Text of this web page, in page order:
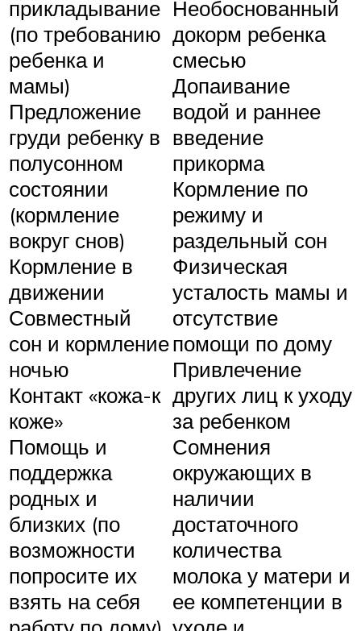
прикладывание
(по требованию
ребенка и
мамы)
Предложение
груди ребенку в
полусонном
состоянии
(кормление
вокруг снов)
Кормление в
движении
Совместный
сон и кормление
ночью
Контакт «кожа-к
коже»
Помощь и
поддержка
родных и
близких (по
возможности
попросите их
взять на себя
Необоснованный
докорм ребенка
смесью
Допаивание
водой и раннее
введение
прикорма
Кормление по
режиму и
раздельный сон
Физическая
усталость мамы и
отсутствие
помощи по дому
Привлечение
других лиц к уходу
за ребенком
Сомнения
окружающих в
наличии
достаточного
количества
молока у матери и
ее компетенции в